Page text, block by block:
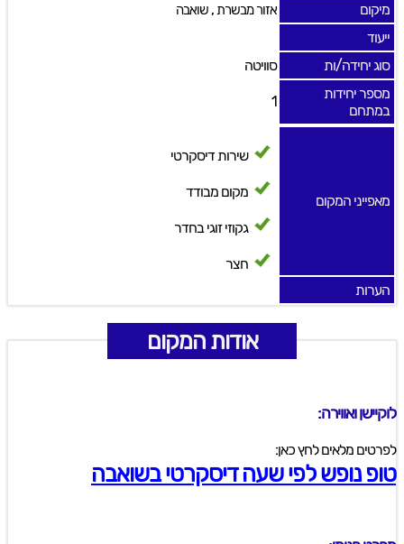
מיקום אזור מבשרת, שואבה
ייעוד
סוג יחידה/ות
סוויטה
מספר יחידות
במתחם
1
מאפייני המקום
שירות דיסקרטי
מקום מבודד
גקוזי זוגי בחדר
חצר
הערות
אודות המקום
לוקיישן ואווירה:
לפרטים מלאים לחץ כאן:
טופ נופש לפי שעה דיסקרטי בשואבה